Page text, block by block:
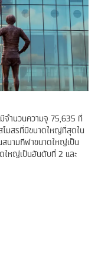
จำนวนความจุ 75,635 ที่
มสรที่มีขนาดใหญ่ที่สุดใน
นามกีฬาขนาดใหญ่เป็น
ใหญ่เป็นอันดับที่ 2 และ